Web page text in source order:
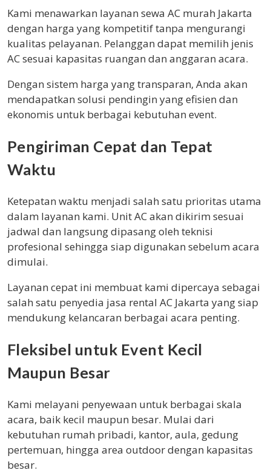
Kami menawarkan layanan sewa AC murah Jakarta
dengan harga yang kompetitif tanpa mengurangi
kualitas pelayanan. Pelanggan dapat memilih jenis
AC sesuai kapasitas ruangan dan anggaran acara.
Dengan sistem harga yang transparan, Anda akan
mendapatkan solusi pendingin yang efisien dan
ekonomis untuk berbagai kebutuhan event.
Pengiriman Cepat dan Tepat
Waktu
Ketepatan waktu menjadi salah satu prioritas utama
dalam layanan kami. Unit AC akan dikirim sesuai
jadwal dan langsung dipasang oleh teknisi
profesional sehingga siap digunakan sebelum acara
dimulai.
Layanan cepat ini membuat kami dipercaya sebagai
salah satu penyedia jasa rental AC Jakarta yang siap
mendukung kelancaran berbagai acara penting.
Fleksibel untuk Event Kecil
Maupun Besar
Kami melayani penyewaan untuk berbagai skala
acara, baik kecil maupun besar. Mulai dari
kebutuhan rumah pribadi, kantor, aula, gedung
pertemuan, hingga area outdoor dengan kapasitas
besar.